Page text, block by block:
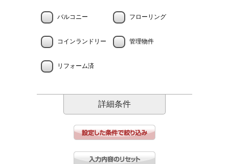
バルコニー フローリング
コインランドリー 管理物件
リフォーム済